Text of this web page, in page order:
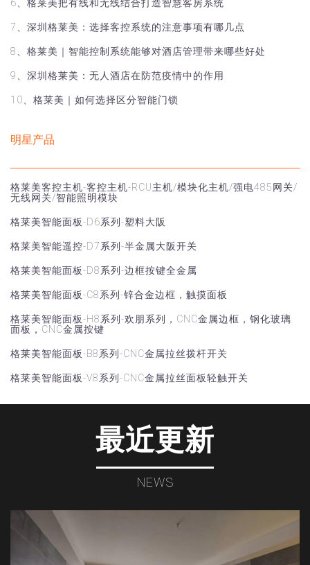
6、格莱美把有线和无线结合打造智慧客房系统
7、深圳格莱美：选择客控系统的注意事项有哪几点
8、格莱美｜智能控制系统能够对酒店管理带来哪些好处
9、深圳格莱美：无人酒店在防范疫情中的作用
10、格莱美｜如何选择区分智能门锁
明星产品
格莱美客控主机-客控主机-RCU主机/模块化主机/强电485网关/
无线网关/智能照明模块
格莱美智能面板-D6系列-塑料大阪
格莱美智能遥控-D7系列-半金属大阪开关
格莱美智能面板-D8系列-边框按键全金属
格莱美智能面板-C8系列-锌合金边框，触摸面板
格莱美智能面板-H8系列-欢朋系列，CNC金属边框，钢化玻璃
面板，CNC金属按键
格莱美智能面板-B8系列-CNC金属拉丝拨杆开关
格莱美智能面板-V8系列-CNC金属拉丝面板轻触开关
最近更新
NEWS